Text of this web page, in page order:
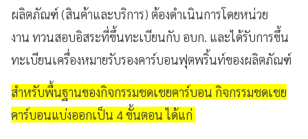
ผลิตภัณฑ์ (สินค้าและบริการ) ต้องดำเนินการโดยหน่วย
งาน ทวนสอบอิสระที่ขึ้นทะเบียนกับ อบก. และได้รับการขึ้น
ทะเบียนเครื่องหมายรับรองคาร์บอนฟุตพริ้นท์ของผลิตภัณฑ์
สำหรับพื้นฐานของกิจกรรมชดเชยคาร์บอน กิจกรรมชดเชย
คาร์บอนแบ่งออกเป็น 4 ขั้นตอน ได้แก่